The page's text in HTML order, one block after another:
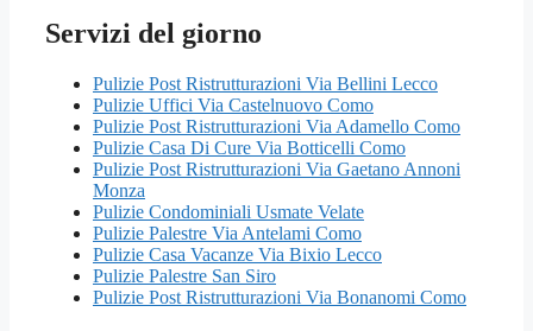
Servizi del giorno
Pulizie Post Ristrutturazioni Via Bellini Lecco
Pulizie Uffici Via Castelnuovo Como
Pulizie Post Ristrutturazioni Via Adamello Como
Pulizie Casa Di Cure Via Botticelli Como
Pulizie Post Ristrutturazioni Via Gaetano Annoni
Monza
Pulizie Condominiali Usmate Velate
Pulizie Palestre Via Antelami Como
Pulizie Casa Vacanze Via Bixio Lecco
Pulizie Palestre San Siro
Pulizie Post Ristrutturazioni Via Bonanomi Como